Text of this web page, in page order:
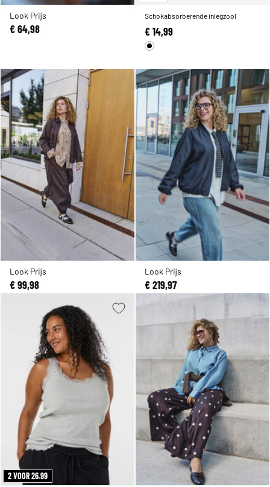
Look Prijs
€ 64,98
Schokabsorberende inlegzool
€ 14,99
Look Prijs
€ 99,98
Look Prijs
€ 219,97
2 VOOR 26.99